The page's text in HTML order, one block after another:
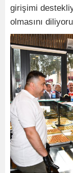
girişimi
olmasını